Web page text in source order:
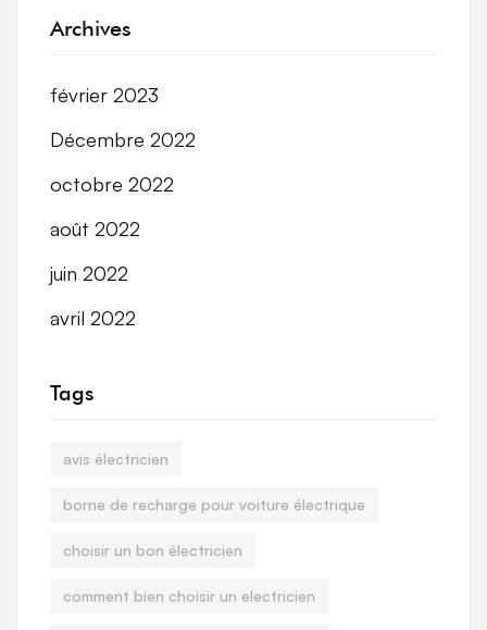
Archives
février 2023
Décembre 2022
octobre 2022
août 2022
juin 2022
avril 2022
Tags
avis électricien
borne de recharge pour voiture électrique
choisir un bon électricien
comment bien choisir un electricien